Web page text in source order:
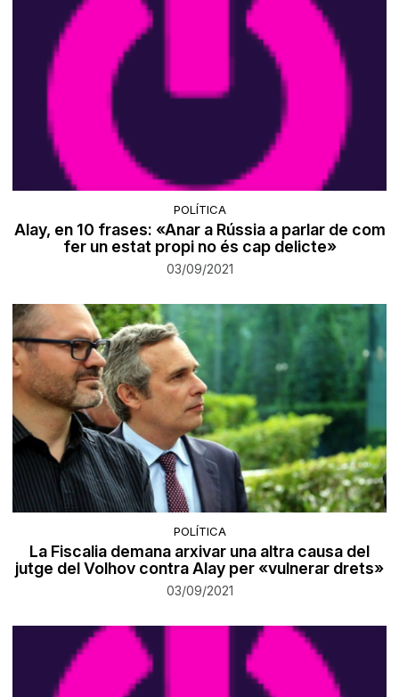
POLÍTICA
Alay, en 10 frases: «Anar a Rússia a parlar de com
fer un estat propi no és cap delicte»
03/09/2021
POLÍTICA
La Fiscalia demana arxivar una altra causa del
jutge del Volhov contra Alay per «vulnerar drets»
03/09/2021